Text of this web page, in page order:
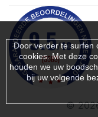
Door verder te surfen
cookies. Met deze
houden we uw
bij uw volgende
©